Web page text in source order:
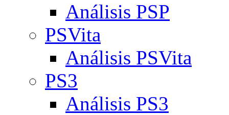
Análisis PSP
PSVita
Análisis PSVita
PS3
Análisis PS3